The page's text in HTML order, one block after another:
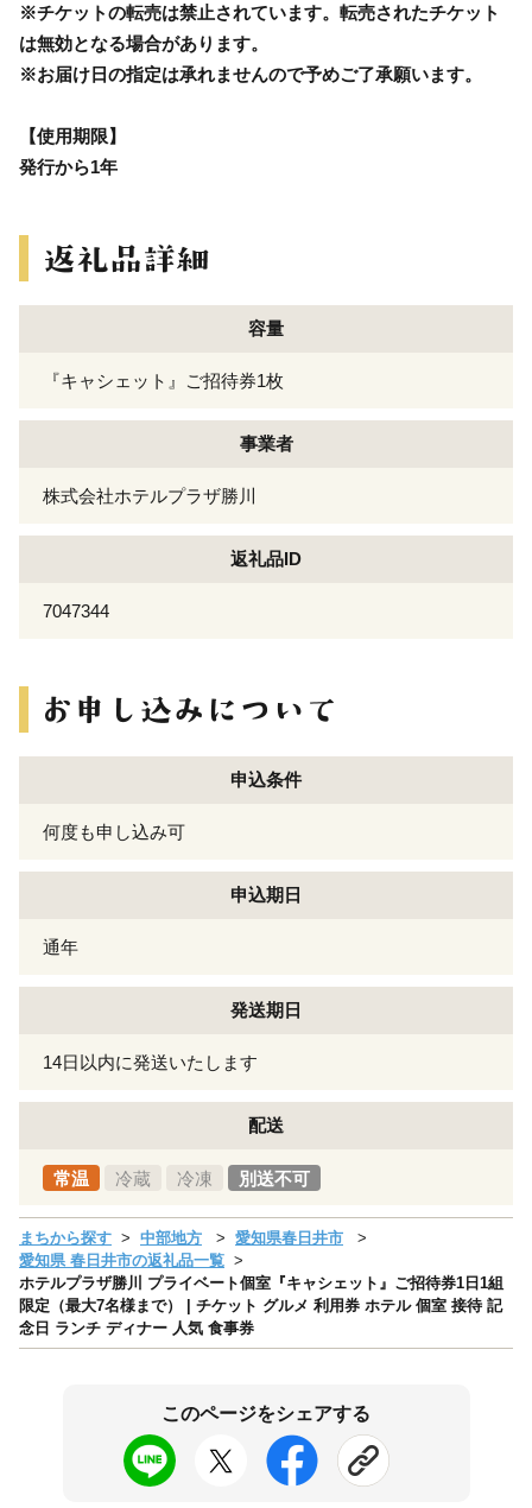
※チケットの転売は禁止されています。転売されたチケット
は無効となる場合があります。
※お届け日の指定は承れませんので予めご了承願います。
【使用期限】
発行から1年
容量
『キャシェット』ご招待券1枚
事業者
株式会社ホテルプラザ勝川
返礼品ID
7047344
申込条件
何度も申し込み可
申込期日
通年
発送期日
14日以内に発送いたします
配送
常温 冷蔵 冷凍 別送不可
まちから探す 中部地方
愛知県春日井市
愛知県 春日井市の返礼品一覧
ホテルプラザ勝川 プライベート個室『キャシェット』ご招待券1日1組
限定（最大7名様まで） | チケット グルメ 利用券 ホテル 個室 接待 記
念日 ランチ ディナー 人気 食事券
このページをシェアする